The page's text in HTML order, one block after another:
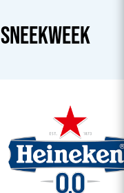
SNEEKWEEK